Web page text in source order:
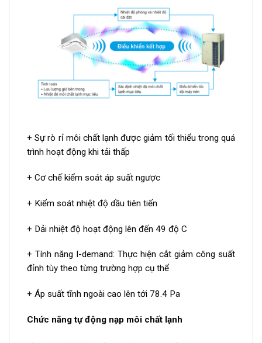
+ Sự rò rỉ môi chất lạnh được giảm tối thiểu trong quá
trình hoạt động khi tải thấp
+ Cơ chế kiểm soát áp suất ngược
+ Kiểm soát nhiệt độ dầu tiên tiến
+ Dải nhiệt độ hoạt động lên đến 49 độ C
+ Tính năng I-demand: Thực hiện cắt giảm công suất
đỉnh tùy theo từng trường hợp cụ thể
+ Áp suất tĩnh ngoài cao lên tới 78.4 Pa
Chức năng tự động nạp môi chất lạnh